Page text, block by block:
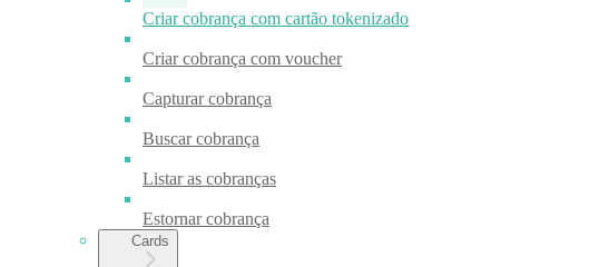
Criar cobrança com cartão tokenizado
Criar cobrança com voucher
Capturar cobrança
Buscar cobrança
Listar as cobranças
Estornar cobrança
Cards